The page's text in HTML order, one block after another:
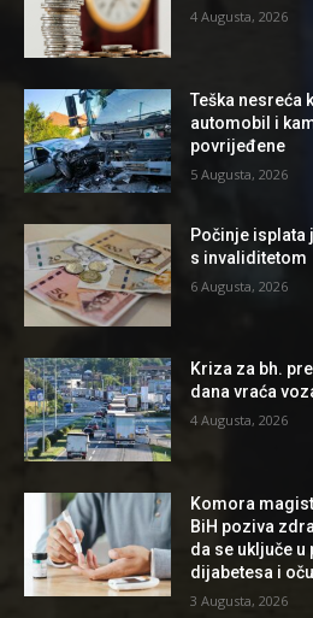
4 Augusta, 2026
Teška nesreća
automobil i
povrijeđene
5 Augusta, 2026
Počinje isplata
s invaliditetom
6 Augusta, 2026
Kriza za bh.
dana vraća
4 Augusta, 2026
Komora
BiH poziva
da se uključe
dijabetesa i
3 Augusta, 2026